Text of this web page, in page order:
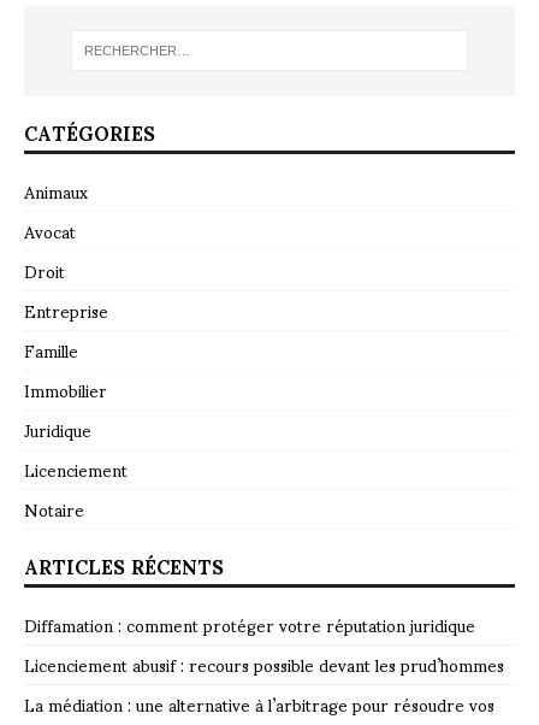
CATÉGORIES
Animaux
Avocat
Droit
Entreprise
Famille
Immobilier
Juridique
Licenciement
Notaire
ARTICLES RÉCENTS
Diffamation : comment protéger votre réputation juridique
Licenciement abusif : recours possible devant les prud’hommes
La médiation : une alternative à l’arbitrage pour résoudre vos